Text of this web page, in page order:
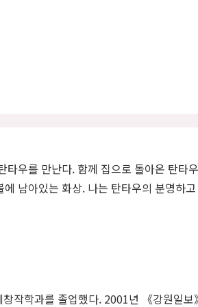
우를 만난다. 함께 집으로 돌아온 탄
남아있는 화상. 나는 탄타우의 분명하
작학과를 졸업했다. 2001년 《강원일